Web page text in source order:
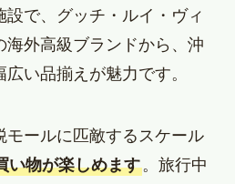
で、グッチ・ルイ・ヴィ
海外高級ブランドから、沖
い品揃えが魅力です。
モールに匹敵するスケール
い物が楽しめます。旅行中